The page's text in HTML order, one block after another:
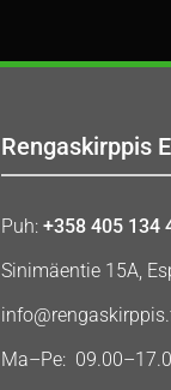
Rengaskirppis
Puh: +358 405 134
Sinimäentie 15A,
Ma–Pe: